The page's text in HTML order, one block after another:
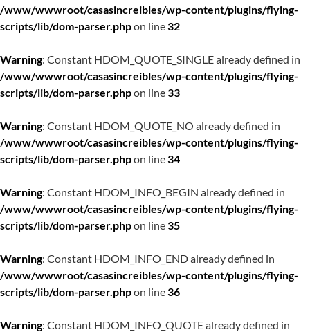
/www/wwwroot/casasincreibles/wp-content/plugins/flying-
scripts/lib/dom-parser.phpon line32
Warning: Constant HDOM_QUOTE_SINGLE already defined in
/www/wwwroot/casasincreibles/wp-content/plugins/flying-
scripts/lib/dom-parser.phpon line33
Warning: Constant HDOM_QUOTE_NO already defined in
/www/wwwroot/casasincreibles/wp-content/plugins/flying-
scripts/lib/dom-parser.phpon line34
Warning: Constant HDOM_INFO_BEGIN already defined in
/www/wwwroot/casasincreibles/wp-content/plugins/flying-
scripts/lib/dom-parser.phpon line35
Warning: Constant HDOM_INFO_END already defined in
/www/wwwroot/casasincreibles/wp-content/plugins/flying-
scripts/lib/dom-parser.phpon line36
Warning: Constant HDOM_INFO_QUOTE already defined in